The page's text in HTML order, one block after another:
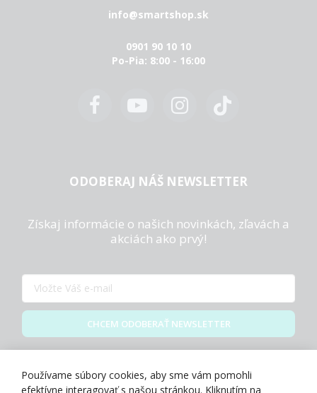
info@smartshop.sk
0901 90 10 10
Po-Pia: 8:00 - 16:00
ODOBERAJ NÁŠ NEWSLETTER
Získaj informácie o našich novinkách, zľavách a
akciách ako prvý!
CHCEM ODOBERAŤ NEWSLETTER
Používame súbory cookies, aby sme vám pomohli
efektívne interagovať s našou stránkou. Kliknutím na